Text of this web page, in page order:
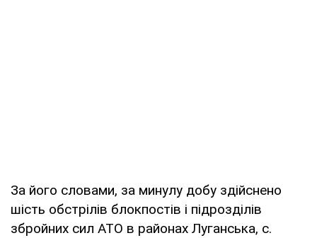
За його словами, за минулу добу здійснено
шість обстрілів блокпостів і підрозділів
збройних сил АТО в районах Луганська, с.